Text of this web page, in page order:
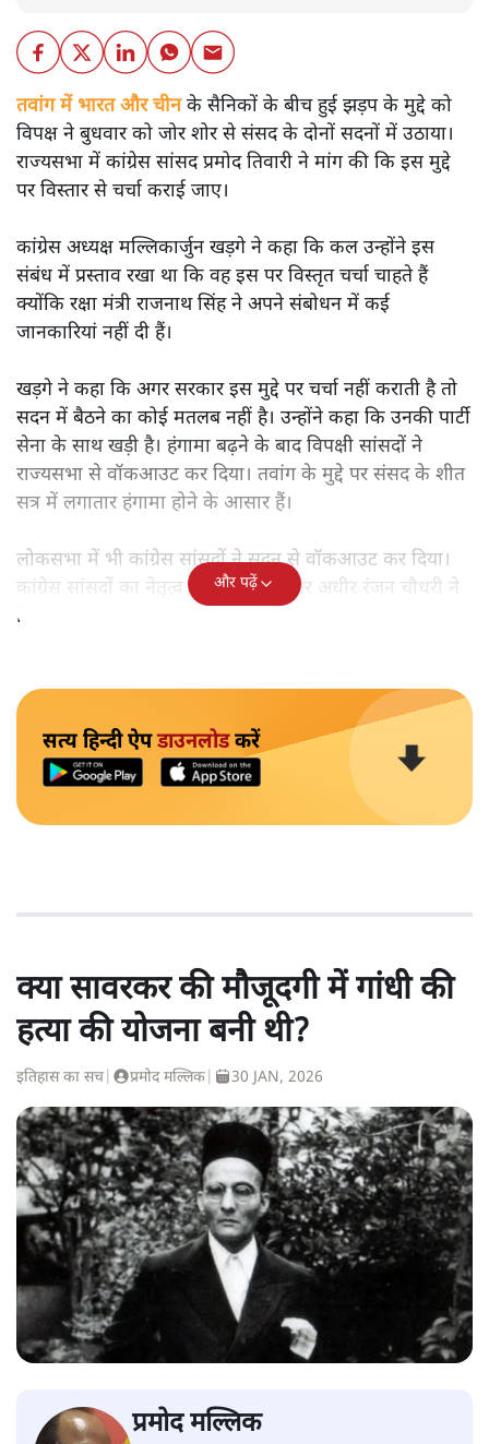
तवांग में भारत और चीनके सैनिकों के बीच हुई झड़प के मुद्दे को
विपक्ष ने बुधवार को जोर शोर से संसद के दोनों सदनों में उठाया।
राज्यसभा में कांग्रेस सांसद प्रमोद तिवारी ने मांग की कि इस मुद्दे
पर विस्तार से चर्चा कराई जाए।
कांग्रेस अध्यक्ष मल्लिकार्जुन खड़गे ने कहा कि कल उन्होंने इस
संबंध में प्रस्ताव रखा था कि वह इस पर विस्तृत चर्चा चाहते हैं
क्योंकि रक्षा मंत्री राजनाथ सिंह ने अपने संबोधन में कई
जानकारियां नहीं दी हैं।
खड़गे ने कहा कि अगर सरकार इस मुद्दे पर चर्चा नहीं कराती है तो
सदन में बैठने का कोई मतलब नहीं है। उन्होंने कहा कि उनकी पार्टी
सेना के साथ खड़ी है। हंगामा बढ़ने के बाद विपक्षी सांसदों ने
राज्यसभा से वॉकआउट कर दिया। तवांग के मुद्दे पर संसद के शीत
सत्र में लगातार हंगामा होने के आसार हैं।
लोकसभा में भी कांग्रेस सांसदों ने सदन से वॉकआउट कर दिया।
कांग्रेस सांसदों का नेतृत्व सोनिया गांधी और अधीर रंजन चौधरी ने
किया।
और पढ़ें
सत्य हिन्दी ऐपडाउनलोडकरें
क्या सावरकर की मौजूदगी में गांधी की
हत्या की योजना बनी थी?
इतिहास का सच प्रमोद मल्लिक 30 JAN, 2026
प्रमोद मल्लिक